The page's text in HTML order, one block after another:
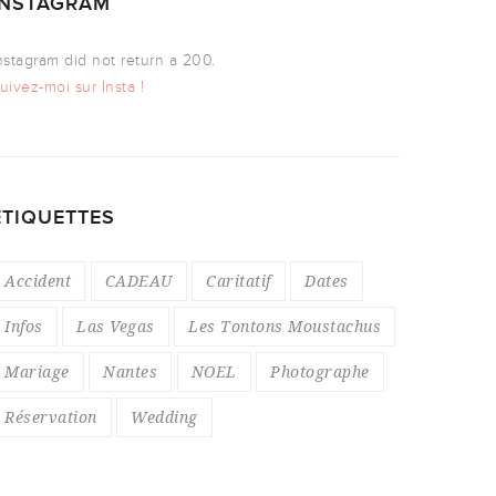
did not return a 200.
moi sur Insta !
Accident CADEAU Caritatif Dates
Infos Las Vegas Les Tontons Moustachus
Mariage Nantes NOEL Photographe
Réservation Wedding